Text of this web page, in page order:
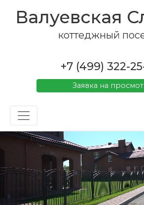
Валуевская
коттеджный
+7 (499) 322-
Заявка на